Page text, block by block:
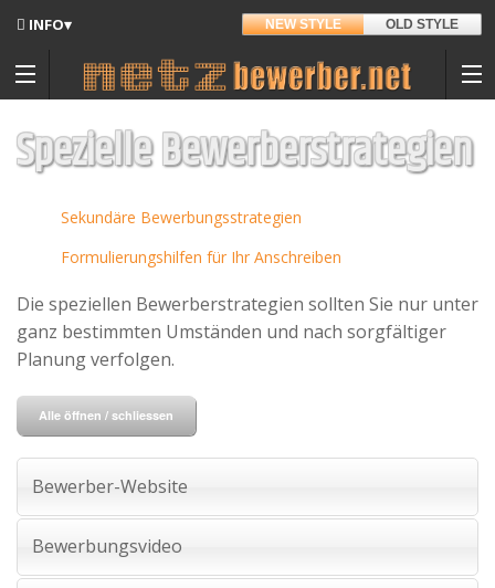
NEW STYLE OLD STYLE
INFO▾
Updates
Entwickler
Hintergrund
Sitemap
Kontakt
Datenschutz
Nutzungsbedingungen
Spenden
Advertiser
Materialpool für Bewerber
Spezielle Bewerberstrategien
Sekundäre Bewerbungsstrategien
Formulierungshilfen für Ihr Anschreiben
Die speziellen Bewerberstrategien sollten Sie nur unter
ganz bestimmten Umständen und nach sorgfältiger
Planung verfolgen.
Alle öffnen / schliessen
Bewerber-Website
Bewerbungsvideo